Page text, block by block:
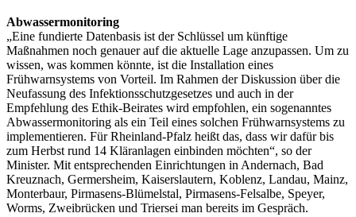
Abwassermonitoring
„Eine fundierte Datenbasis ist der Schlüssel um künftige
Maßnahmen noch genauer auf die aktuelle Lage anzupassen. Um zu
wissen, was kommen könnte, ist die Installation eines
Frühwarnsystems von Vorteil. Im Rahmen der Diskussion über die
Neufassung des Infektionsschutzgesetzes und auch in der
Empfehlung des Ethik-Beirates wird empfohlen, ein sogenanntes
Abwassermonitoring als ein Teil eines solchen Frühwarnsystems zu
implementieren. Für Rheinland-Pfalz heißt das, dass wir dafür bis
zum Herbst rund 14 Kläranlagen einbinden möchten“, so der
Minister. Mit entsprechenden Einrichtungen in Andernach, Bad
Kreuznach, Germersheim, Kaiserslautern, Koblenz, Landau, Mainz,
Monterbaur, Pirmasens-Blümelstal, Pirmasens-Felsalbe, Speyer,
Worms, Zweibrücken und Triersei man bereits im Gespräch.